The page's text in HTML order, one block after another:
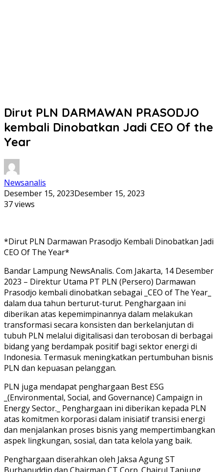
Dirut PLN DARMAWAN PRASODJO
kembali Dinobatkan Jadi CEO Of the
Year
Newsanalis
Desember 15, 2023Desember 15, 2023
37 views
*Dirut PLN Darmawan Prasodjo Kembali Dinobatkan Jadi
CEO Of The Year*
Bandar Lampung NewsAnalis. Com Jakarta, 14 Desember
2023 – Direktur Utama PT PLN (Persero) Darmawan
Prasodjo kembali dinobatkan sebagai _CEO of The Year_
dalam dua tahun berturut-turut. Penghargaan ini
diberikan atas kepemimpinannya dalam melakukan
transformasi secara konsisten dan berkelanjutan di
tubuh PLN melalui digitalisasi dan terobosan di berbagai
bidang yang berdampak positif bagi sektor energi di
Indonesia. Termasuk meningkatkan pertumbuhan bisnis
PLN dan kepuasan pelanggan.
PLN juga mendapat penghargaan Best ESG
_(Environmental, Social, and Governance) Campaign in
Energy Sector._ Penghargaan ini diberikan kepada PLN
atas komitmen korporasi dalam inisiatif transisi energi
dan menjalankan proses bisnis yang mempertimbangkan
aspek lingkungan, sosial, dan tata kelola yang baik.
Penghargaan diserahkan oleh Jaksa Agung ST